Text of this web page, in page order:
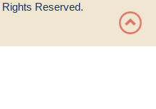
Reserved.